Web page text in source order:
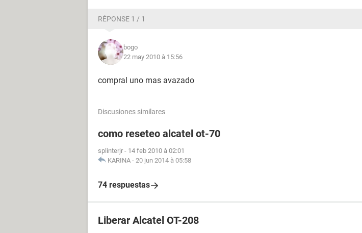
RÉPONSE 1 / 1
bogo
22 may 2010 à 15:56
compral uno mas avazado
Discusiones similares
como reseteo alcatel ot-70
splinterjr - 14 feb 2010 à 02:01
KARINA - 20 jun 2014 à 05:58
74 respuestas
Liberar Alcatel OT-208